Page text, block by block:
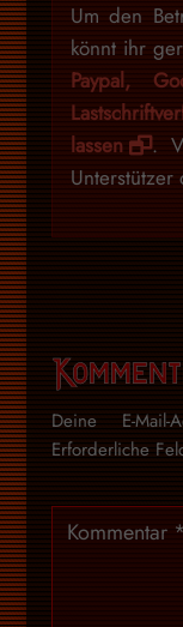
Um den
könnt ihr
Paypal,
lassen
.
Unterstützer
Deine E-
Erforderliche